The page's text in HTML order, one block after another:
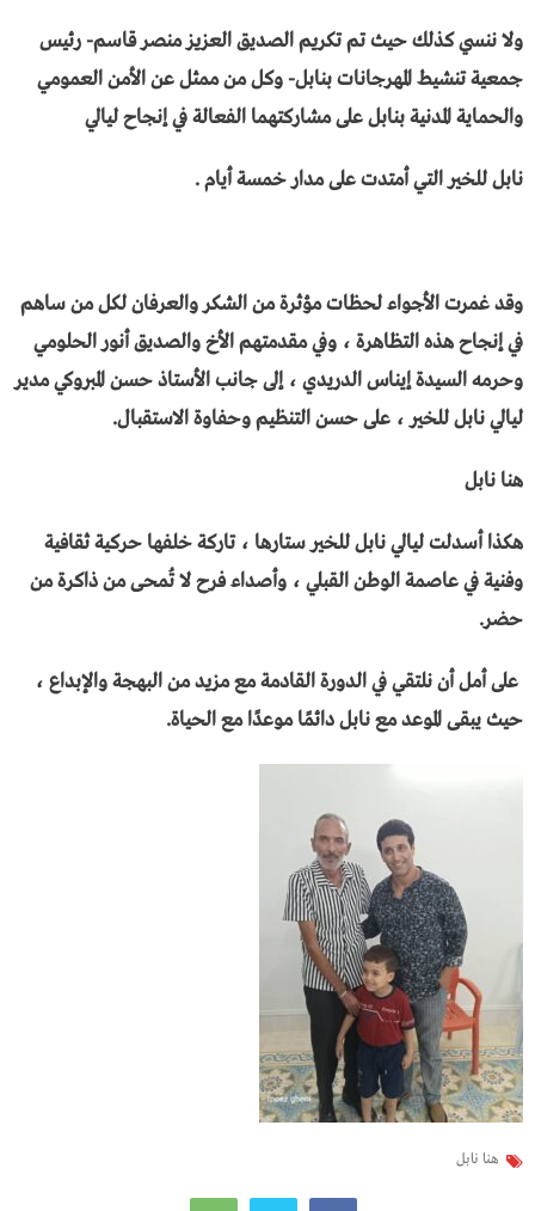
ولا ننسي كذلك حيث تم تكريم الصديق العزيز منصر قاسم- رئيس
جمعية تنشيط المهرجانات بنابل- وكل من ممثل عن الأمن العمومي
والحماية المدنية بنابل على مشاركتهما الفعالة في إنجاح ليالي
نابل للخير التي أمتدت على مدار خمسة أيام .
وقد غمرت الأجواء لحظات مؤثرة من الشكر والعرفان لكل من ساهم
في إنجاح هذه التظاهرة ، وفي مقدمتهم الأخ والصديق أنور الحلومي
وحرمه السيدة إيناس الدريدي ، إلى جانب الأستاذ حسن المبروكي مدير
ليالي نابل للخير ، على حسن التنظيم وحفاوة الاستقبال.
هنا نابل
هكذا أسدلت ليالي نابل للخير ستارها ، تاركة خلفها حركية ثقافية
وفنية في عاصمة الوطن القبلي ، وأصداء فرح لا تُمحى من ذاكرة من
حضر.
على أمل أن نلتقي في الدورة القادمة مع مزيد من البهجة والإبداع ،
حيث يبقى الموعد مع نابل دائمًا موعدًا مع الحياة.
هنا نابل